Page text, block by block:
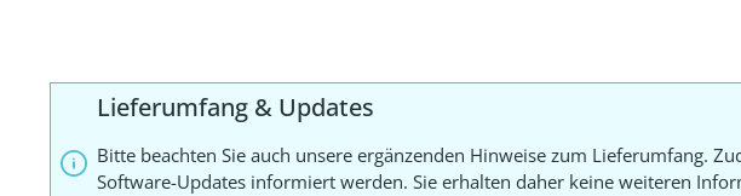
Lieferumfang & Updates
Bitte beachten Sie auch unsere ergänzenden Hinweise zum Lieferumfang.
Software-Updates informiert werden. Sie erhalten daher keine weiteren